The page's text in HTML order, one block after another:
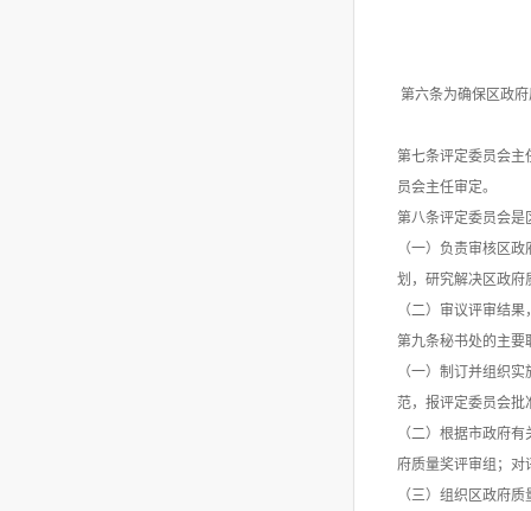
第六条为确保区政
第七条评定委员会主
员会主任审定。
第八条评定委员会是
（一）负责审核区
划，研究解决区政府
（二）审议评审结
第九条秘书处的主要
（一）制订并组织
范，报评定委员会批
（二）根据市政府
府质量奖评审组；对
（三）组织区政府